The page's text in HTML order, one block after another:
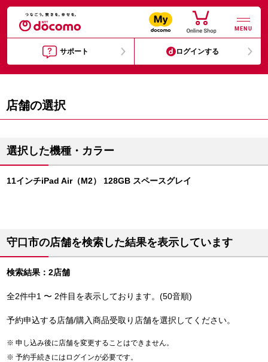
MENU
サポート ログインする
店舗の選択
選択した機種・カラー
11インチiPad Air（M2） 128GB スペースグレイ
守口市の店舗を検索した結果を表示しています
検索結果：2店舗
全2件中1 〜 2件目を表示しております。(50音順)
予約申込する店舗/購入商品受取り店舗を選択してください。
申し込み後に店舗を変更することはできません。
予約手続きにはログインが必要です。